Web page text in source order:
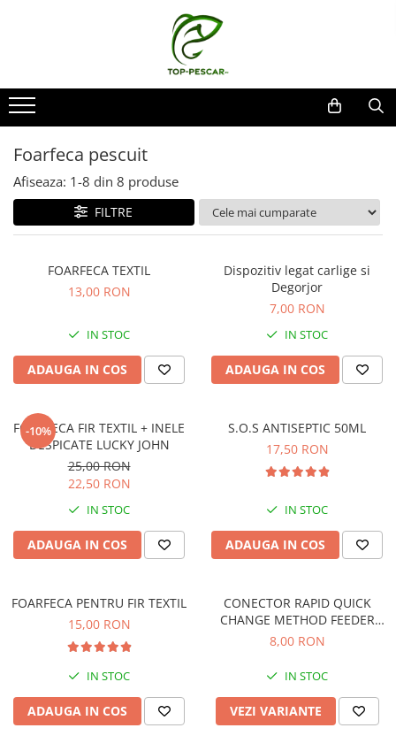
Pescuit la Crap
Echipament de bază
Lansete crap
Mulinete crap
Fire crap
Cârlige crap
Nadă și momeală
Nadă crap
Momeală cârlig crap
Wafters
Pop-up
Porumb
Alune tigrate
Semnalizare și suport
Swingere pescuit
Accesorii crap
Pungi PVA
Foarfeca pescuit
Afiseaza: 1-8 din 8 produse
FILTRE
FOARFECA TEXTIL
13,00 RON
IN STOC
ADAUGA IN COS
Dispozitiv legat carlige si
Degorjor
7,00 RON
IN STOC
ADAUGA IN COS
-10%
FOARFECA FIR TEXTIL + INELE
DESPICATE LUCKY JOHN
25,00 RON
22,50 RON
IN STOC
ADAUGA IN COS
S.O.S ANTISEPTIC 50ML
17,50 RON
IN STOC
ADAUGA IN COS
FOARFECA PENTRU FIR TEXTIL
15,00 RON
IN STOC
ADAUGA IN COS
CONECTOR RAPID QUICK
CHANGE METHOD FEEDER
10BUC
8,00 RON
IN STOC
VEZI VARIANTE